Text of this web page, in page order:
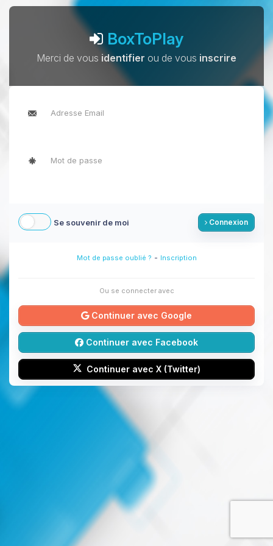
BoxToPlay
Merci de vous identifier ou de vous inscrire
Se souvenir de moi Connexion
Mot de passe oublié ? - Inscription
Ou se connecter avec
Continuer avec Google
Continuer avec Facebook
Continuer avec X (Twitter)